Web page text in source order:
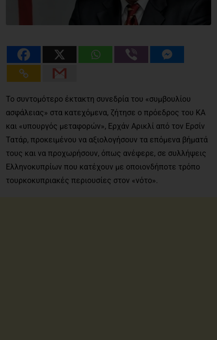
Το συντομότερο έκτακτη συνεδρία του «συμβουλίου
ασφάλειας» στα κατεχόμενα, ζήτησε ο πρόεδρος του ΚΑ
και «υπουργός μεταφορών», Ερχάν Αρικλί από τον Ερσίν
Τατάρ, προκειμένου να αξιολογήσουν τα επόμενα βήματά
τους και να προχωρήσουν, όπως ανέφερε, σε συλλήψεις
Ελληνοκυπρίων που κατέχουν με οποιονδήποτε τρόπο
τουρκοκυπριακές περιουσίες στον «νότο».